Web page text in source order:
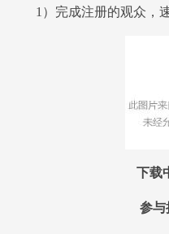
1）完成注册的观众，
下载
参与